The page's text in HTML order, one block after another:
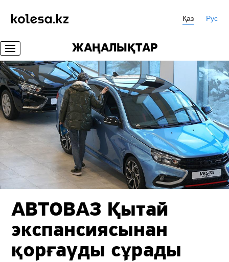
Қаз Рус
ЖАҢАЛЫҚТАР
АВТОВАЗ Қытай
экспансиясынан
қорғауды сұрады